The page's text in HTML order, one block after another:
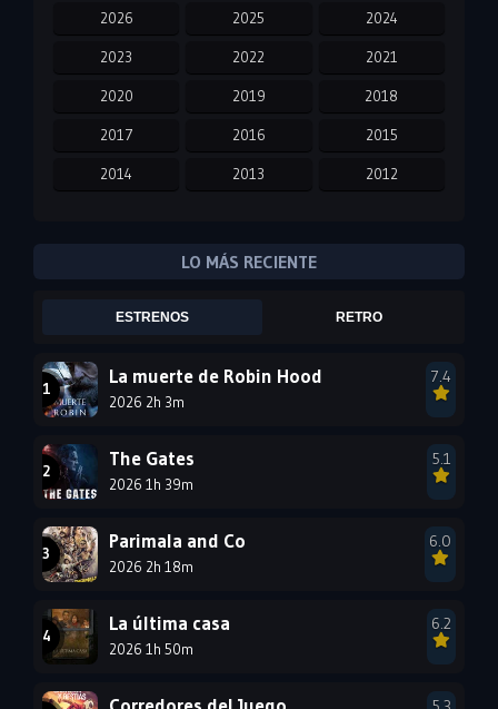
2026 2025 2024
2023 2022 2021
2020 2019 2018
2017 2016 2015
2014 2013 2012
2007
1999 1998
1996
1990
1984
1978
LO MÁS RECIENTE
ESTRENOS RETRO
La muerte de Robin Hood
2026 2h 3m
7.4
The Gates
2026 1h 39m
5.1
Parimala and Co
2026 2h 18m
6.0
La última casa
2026 1h 50m
6.2